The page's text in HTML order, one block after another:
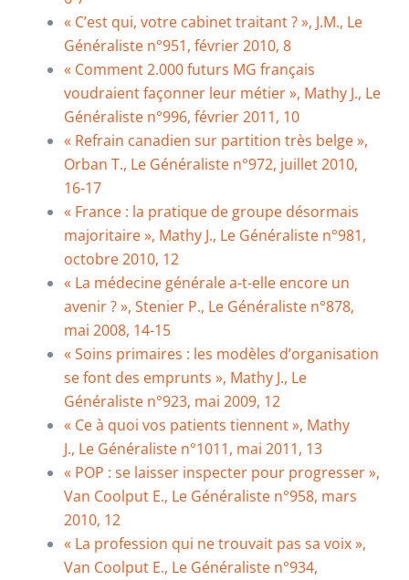
« C’est qui, votre cabinet traitant ? », J.M., Le
Généraliste n°951, février 2010, 8
« Comment 2.000 futurs MG français
voudraient façonner leur métier », Mathy J., Le
Généraliste n°996, février 2011, 10
« Refrain canadien sur partition très belge »,
Orban T., Le Généraliste n°972, juillet 2010,
16-17
« France : la pratique de groupe désormais
majoritaire », Mathy J., Le Généraliste n°981,
octobre 2010, 12
« La médecine générale a-t-elle encore un
avenir ? », Stenier P., Le Généraliste n°878,
mai 2008, 14-15
« Soins primaires : les modèles d’organisation
se font des emprunts », Mathy J., Le
Généraliste n°923, mai 2009, 12
« Ce à quoi vos patients tiennent », Mathy
J., Le Généraliste n°1011, mai 2011, 13
« POP : se laisser inspecter pour progresser »,
Van Coolput E., Le Généraliste n°958, mars
2010, 12
« La profession qui ne trouvait pas sa voix »,
Van Coolput E., Le Généraliste n°934,